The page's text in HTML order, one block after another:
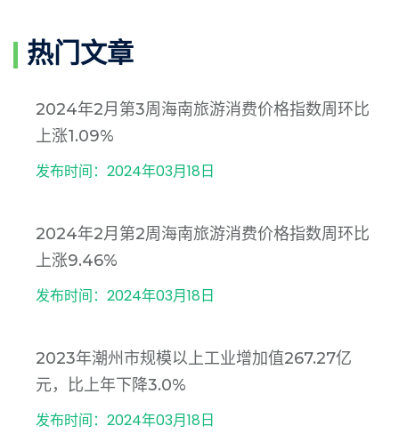
热门文章
2024年2月第3周海南旅游消费价格指数周环比
上涨1.09%
发布时间：2024年03月18日
2024年2月第2周海南旅游消费价格指数周环比
上涨9.46%
发布时间：2024年03月18日
2023年潮州市规模以上工业增加值267.27亿
元，比上年下降3.0%
发布时间：2024年03月18日